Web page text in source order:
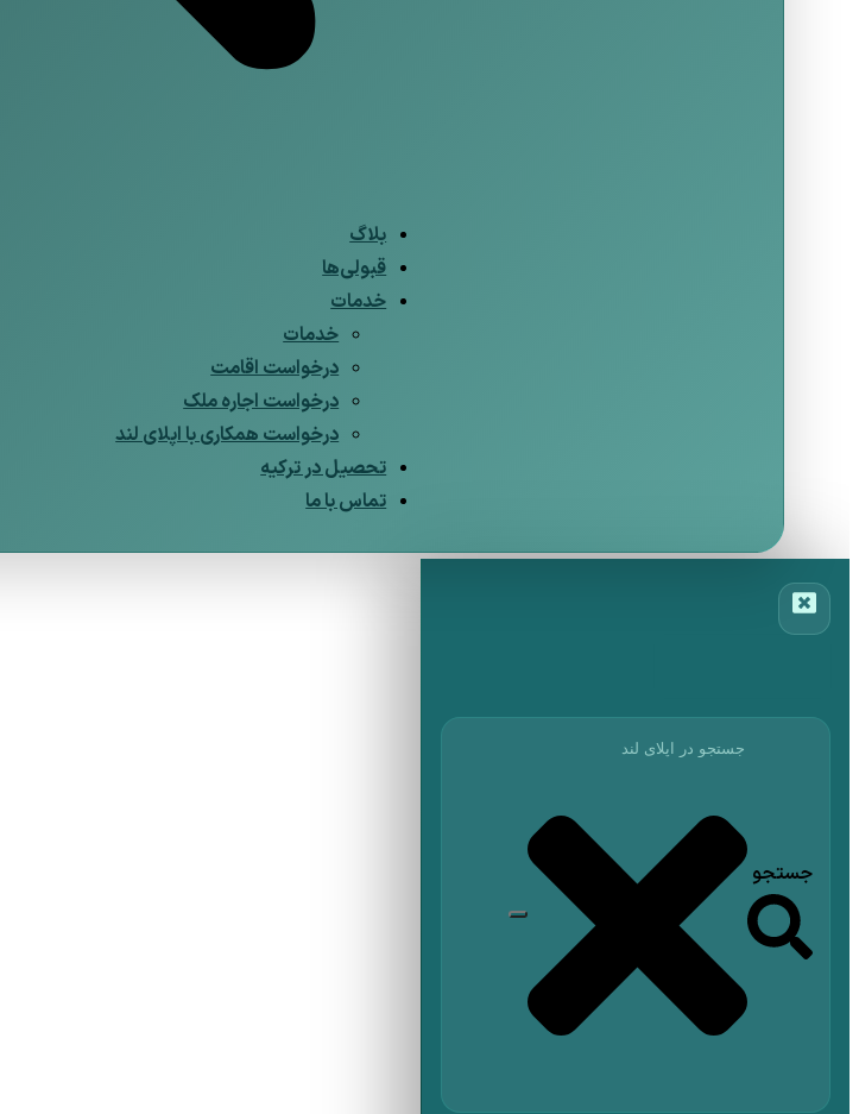
بلاگ
قبولی‌ها
خدمات
خدمات
درخواست اقامت
درخواست اجاره ملک
درخواست همکاری با اپلای لند
تحصیل در ترکیه
تماس با ما
جستجو